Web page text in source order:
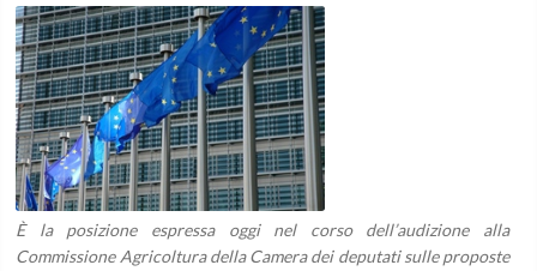
È la posizione espressa oggi nel corso dell’audizione alla
Commissione Agricoltura della Camera dei deputati sulle proposte